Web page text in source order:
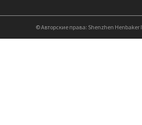
© Авторские права: Shenzhen Henbaker